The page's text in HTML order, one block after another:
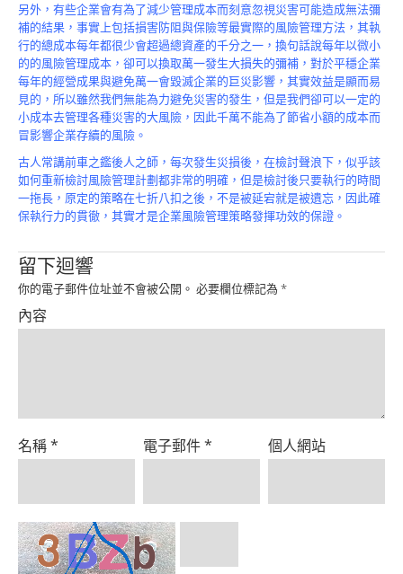
另外，有些企業會有為了減少管理成本而刻意忽視災害可能造成無法彌
補的結果，事實上包括損害防阻與保險等最實際的風險管理方法，其執
行的總成本每年都很少會超過總資產的千分之一，換句話說每年以微小
的的風險管理成本，卻可以換取萬一發生大損失的彌補，對於平穩企業
每年的經營成果與避免萬一會毀滅企業的巨災影響，其實效益是顯而易
見的，所以雖然我們無能為力避免災害的發生，但是我們卻可以一定的
小成本去管理各種災害的大風險，因此千萬不能為了節省小額的成本而
冒影響企業存續的風險。
古人常講前車之鑑後人之師，每次發生災損後，在檢討聲浪下，似乎該
如何重新檢討風險管理計劃都非常的明確，但是檢討後只要執行的時間
一拖長，原定的策略在七折八扣之後，不是被延宕就是被遺忘，因此確
保執行力的貫徹，其實才是企業風險管理策略發揮功效的保證。
留下迴響
你的電子郵件位址並不會被公開。 必要欄位標記為 *
內容
名稱* 電子郵件* 個人網站